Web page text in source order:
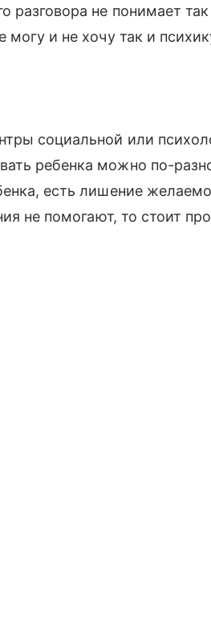
разговора не понимает так
и не хочу так и
социальной или
ребенка можно по-
есть лишение
не помогают, то стоит